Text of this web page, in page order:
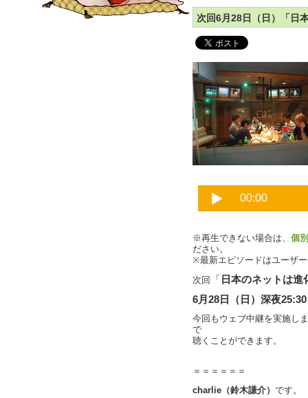
次回6月28日（日）「日
※再生できない場合は、 個
ださい。
※最新エピソードはユーザ
次回 「 日本のネットは進
6月28日（日）深夜
今回もウェブ中継を実施し
で
聴くことができます。
＝＝＝＝＝＝
charlie（鈴木謙介） です。